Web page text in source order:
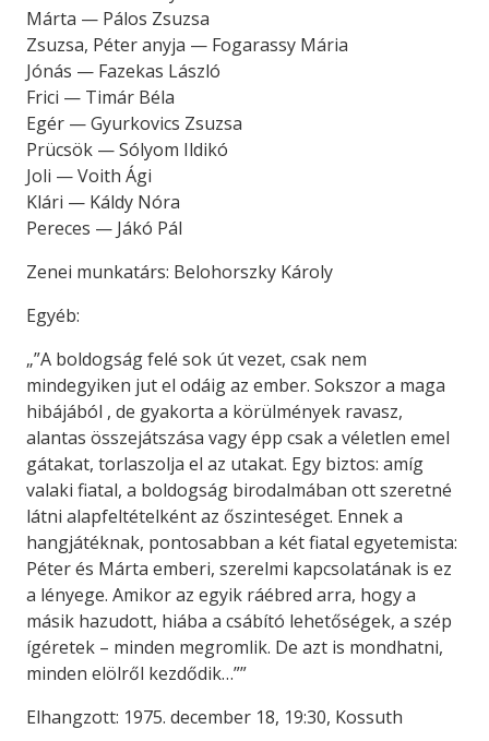
Márta — Pálos Zsuzsa
Zsuzsa, Péter anyja — Fogarassy Mária
Jónás — Fazekas László
Frici — Timár Béla
Egér — Gyurkovics Zsuzsa
Prücsök — Sólyom Ildikó
Joli — Voith Ági
Klári — Káldy Nóra
Pereces — Jákó Pál
Zenei munkatárs: Belohorszky Károly
Egyéb:
„”A boldogság felé sok út vezet, csak nem
mindegyiken jut el odáig az ember. Sokszor a maga
hibájából , de gyakorta a körülmények ravasz,
alantas összejátszása vagy épp csak a véletlen emel
gátakat, torlaszolja el az utakat. Egy biztos: amíg
valaki fiatal, a boldogság birodalmában ott szeretné
látni alapfeltételként az őszinteséget. Ennek a
hangjátéknak, pontosabban a két fiatal egyetemista:
Péter és Márta emberi, szerelmi kapcsolatának is ez
a lényege. Amikor az egyik ráébred arra, hogy a
másik hazudott, hiába a csábító lehetőségek, a szép
ígéretek – minden megromlik. De azt is mondhatni,
minden elölről kezdődik…””
Elhangzott: 1975. december 18, 19:30, Kossuth